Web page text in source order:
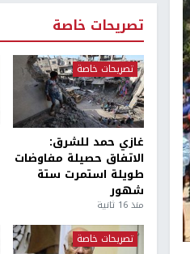
تصريحات خاصة
تصريحات خاصة
غازي حمد للشرق:
الاتفاق حصيلة مفاوضات
طويلة استمرت ستة
شهور
منذ 16 ثانية
تصريحات خاصة